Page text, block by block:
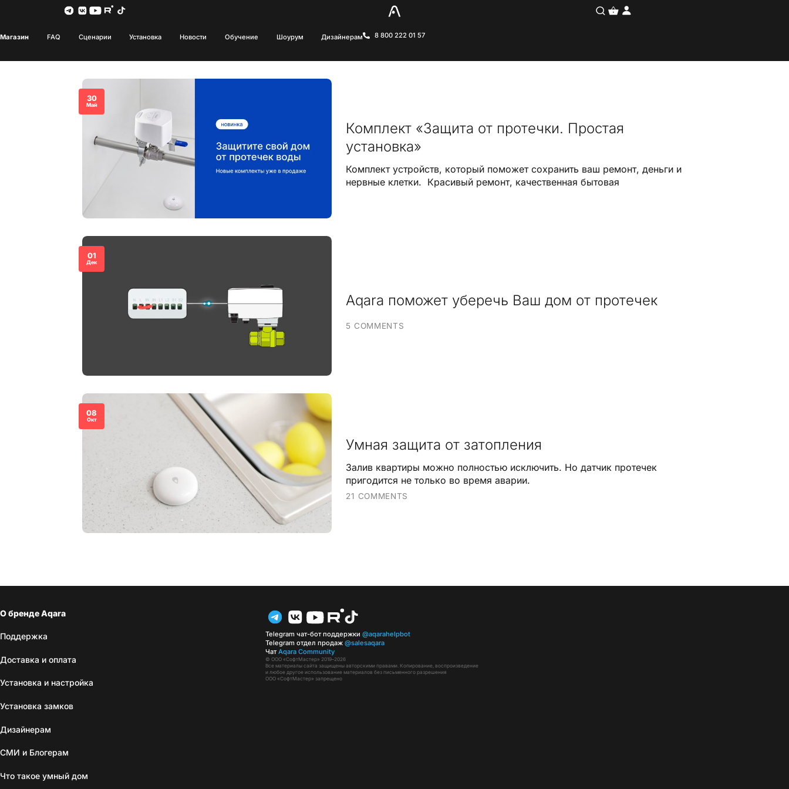
Магазин FAQ Сценарии Установка Новости Обучение Шоурум Дизайнерам 8 800 222 01 57
Комплект «Защита от протечки. Простая
установка»
Комплект устройств, который поможет сохранить ваш ремонт, деньги и
нервные клетки. Красивый ремонт, качественная бытовая
30
Май
Aqara поможет уберечь Ваш дом от протечек
5 COMMENTS
01
Дек
Умная защита от затопления
Залив квартиры можно полностью исключить. Но датчик протечек
пригодится не только во время аварии.
21 COMMENTS
08
Окт
О бренде Aqara
Поддержка
Доставка и оплата
Установка и настройка
Установка замков
Дизайнерам
СМИ и Блогерам
Что такое умный дом
Telegram чат-бот поддержки @aqarahelpbot
Telegram отдел продаж@salesaqara
ЧатAqara Community
© ООО «СофтМастер» 2019–2026
Все материалы сайта защищены авторскими правами. Копирование, воспроизведение
и любое другое использование материалов без письменного разрешения
ООО «СофтМастер» запрещено